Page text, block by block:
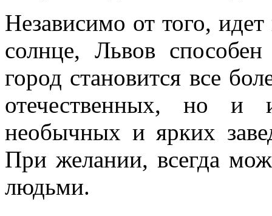
Независимо от того,
солнце, Львов
город становится все
отечественных, но и
необычных и ярких
При желании, всегда
людьми.